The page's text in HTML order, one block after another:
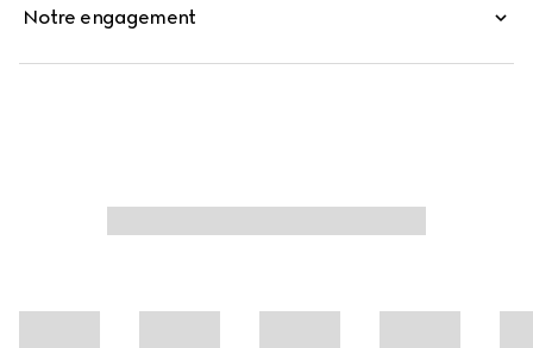
pigmentée éclatante. Composé d’ingrédients
Notre engagement